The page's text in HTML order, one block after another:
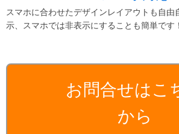
スマホに合わせたデザインレイアウトも自由
示、スマホでは非表示にすることも簡単です！
お問合せはこ
から